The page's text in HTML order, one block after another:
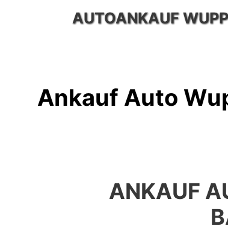
AUTOANKAUF
Ankauf Auto
ANKAUF